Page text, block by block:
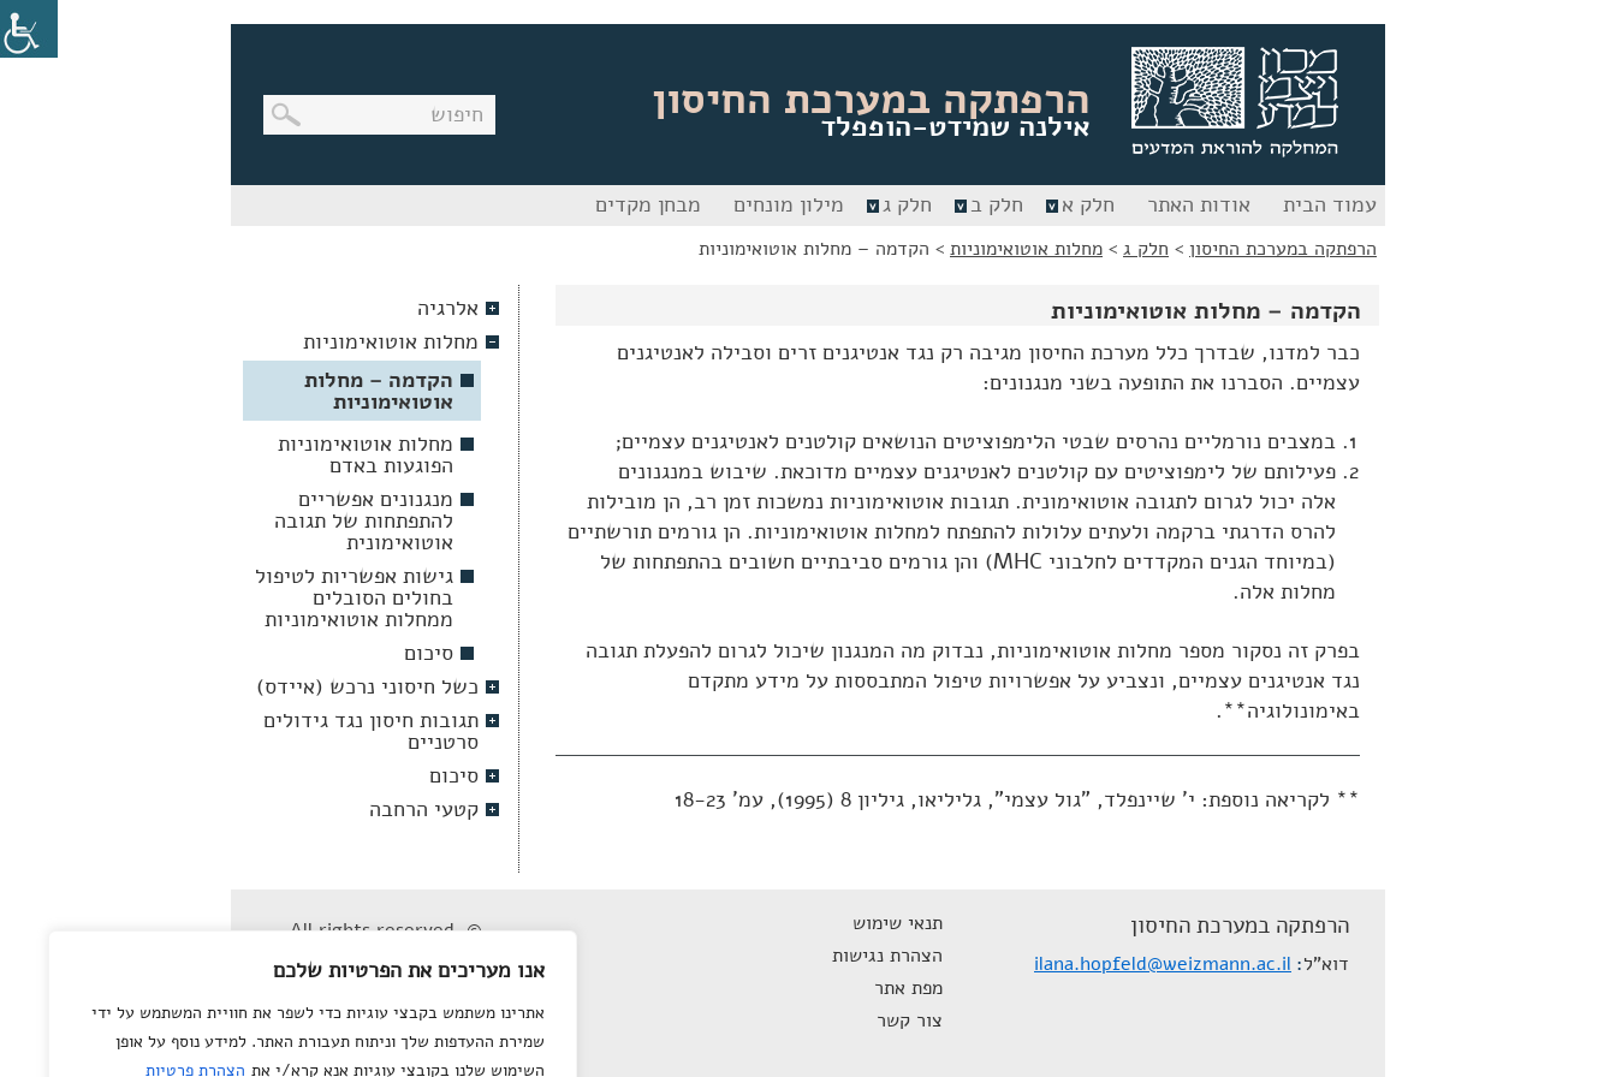
אנו מעריכים את הפרטיות שלכם
אתרינו משתמש בקבצי עוגיות כדי לשפר את חוויית המשתמש על ידי
שמירת ההעדפות שלך וניתוח תעבורת האתר. למידע נוסף על אופן
השימוש שלנו בקובצי עוגיות אנא קרא/י את הצהרת פרטיות
הרפתקה במערכת החיסון
אילנה שמידט-הופפלד
עמוד הבית אודות האתר חלק א חלק ב חלק ג מילון מונחים מבחן מקדים
הרפתקה במערכת החיסון > חלק ג > מחלות אוטואימוניות > הקדמה – מחלות אוטואימוניות
הקדמה – מחלות אוטואימוניות
כבר למדנו, שבדרך כלל מערכת החיסון מגיבה רק נגד אנטיגנים זרים וסבילה לאנטיגנים
עצמיים. הסברנו את התופעה בשני מנגנונים:
במצבים נורמליים נהרסים שבטי הלימפוציטים הנושאים קולטנים לאנטיגנים עצמיים;
פעילותם של לימפוציטים עם קולטנים לאנטיגנים עצמיים מדוכאת. שיבוש במנגנונים
אלה יכול לגרום לתגובה אוטואימונית. תגובות אוטואימוניות נמשכות זמן רב, הן מובילות
להרס הדרגתי ברקמה ולעתים עלולות להתפתח למחלות אוטואימוניות. הן גורמים תורשתיים
(במיוחד הגנים המקדדים לחלבוני MHC) והן גורמים סביבתיים חשובים בהתפתחות של
מחלות אלה.
בפרק זה נסקור מספר מחלות אוטואימוניות, נבדוק מה המנגנון שיכול לגרום להפעלת תגובה
נגד אנטיגנים עצמיים, ונצביע על אפשרויות טיפול המתבססות על מידע מתקדם
באימונולוגיה**.
** לקריאה נוספת: י' שיינפלד, "גול עצמי", גליליאו, גיליון 8 (1995), עמ' 18-23
אלרגיה
מחלות אוטואימוניות
הקדמה – מחלות
אוטואימוניות
מחלות אוטואימוניות
הפוגעות באדם
מנגנונים אפשריים
להתפתחות של תגובה
אוטואימונית
גישות אפשריות לטיפול
בחולים הסובלים
ממחלות אוטואימוניות
סיכום
כשל חיסוני נרכש (איידס)
תגובות חיסון נגד גידולים
סרטניים
סיכום
קטעי הרחבה
הרפתקה במערכת החיסון
דוא"ל ilana.hopfeld@weizmann.ac.il
תנאי שימוש
הצהרת נגישות
מפת אתר
צור קשר
© All rights reserved
Science Teaching,
Science